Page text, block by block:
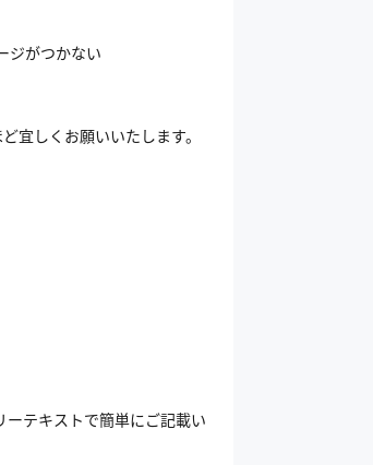
ジがつかない
宜しくお願いいたします。
テキストで簡単にご記載い